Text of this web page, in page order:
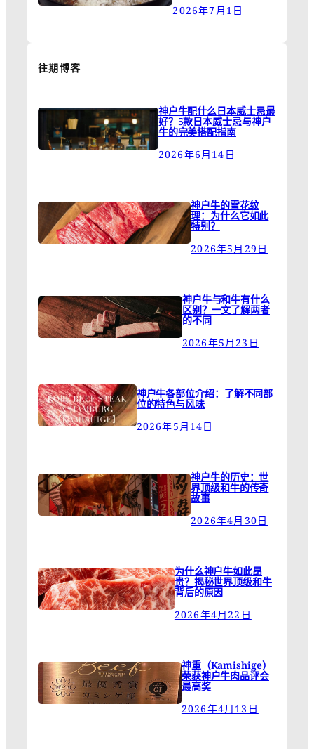
2026年7月1日
往期博客
神户牛配什么日本威士忌最
好？5款日本威士忌与神户
牛的完美搭配指南
2026年6月14日
神户牛的雪花纹
理：为什么它如此
特别？
2026年5月29日
神户牛与和牛有什么
区别？一文了解两者
的不同
2026年5月23日
神户牛各部位介绍：了解不同部
位的特色与风味
2026年5月14日
神户牛的历史：世
界顶级和牛的传奇
故事
2026年4月30日
为什么神户牛如此昂
贵？揭秘世界顶级和牛
背后的原因
2026年4月22日
神重（Kamishige）
荣获神户牛肉品评会
最高奖
2026年4月13日